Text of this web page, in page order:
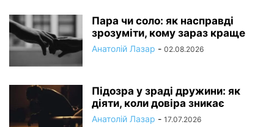
Пара чи соло: як насправді
зрозуміти, кому зараз краще
Анатолій Лазар - 02.08.2026
Підозра у зраді дружини: як
діяти, коли довіра зникає
Анатолій Лазар - 17.07.2026